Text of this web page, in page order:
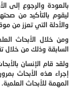
بالعودة والرجوع إلى
ليقوم بالتأكيد من
والأدلة التي تعزز من
ومن خلال الأبحاث
السابقة وذلك من خلال
ولقد قام الإنسان
إجراء هذه الأبحاث
المهمة للأبحاث العلمية.